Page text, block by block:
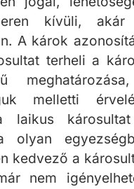
kívüli, akár
A károk
terheli a
melletti
laikus károsultat
olyan
kedvező a
nem